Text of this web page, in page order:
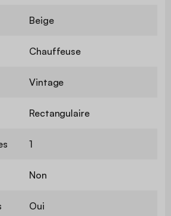
Beige
Chauffeuse
Vintage
Rectangulaire
1
Non
Oui